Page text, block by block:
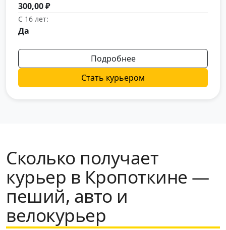
300,00 ₽
С 16 лет:
Да
Подробнее
Стать курьером
Сколько получает
курьер в Кропоткине —
пеший, авто и
велокурьер